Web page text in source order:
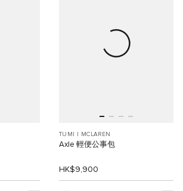
TUMI I MCLAREN
Axle 輕便公事包
HK$9,900